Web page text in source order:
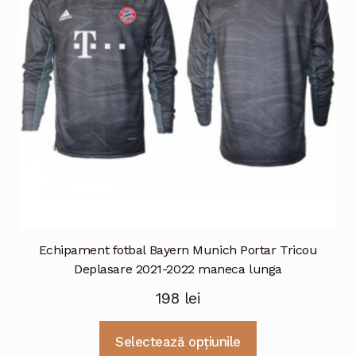
alese
produsului.
Echipament fotbal Bayern Munich Portar Tricou
Deplasare 2021-2022 maneca lunga
198 lei
Selectează opțiunile